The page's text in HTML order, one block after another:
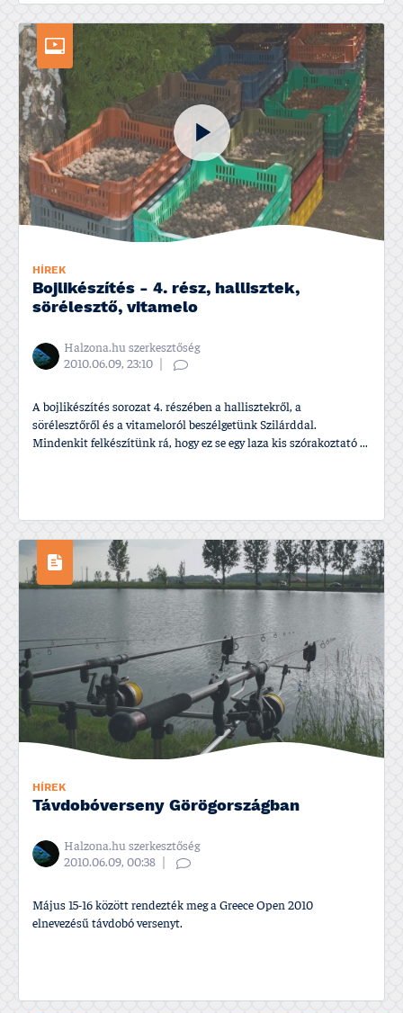
HÍREK
Bojlikészí­tés - 4. rész, hallisztek,
sörélesztő, vitamelo
Halzona.hu szerkesztőség
2010.06.09, 23:10
A bojlikészí­tés sorozat 4. részében a hallisztekről, a
sörélesztőről és a vitameloról beszélgetünk Szilárddal.
Mindenkit felkészí­tünk rá, hogy ez se egy laza kis szórakoztató ...
HÍREK
Távdobóverseny Görögországban
Halzona.hu szerkesztőség
2010.06.09, 00:38
Május 15-16 között rendezték meg a Greece Open 2010
elnevezésű távdobó versenyt.